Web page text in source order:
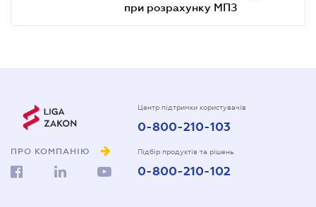
при розрахунку МПЗ
ПРО КОМПАНІЮ
Центр підтримки користувачів
0-800-210-103
Підбір продуктів та рішень
0-800-210-102